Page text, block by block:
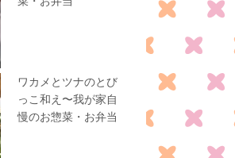
ワカメとツナのとび
っこ和え〜我が家自
慢のお惣菜・お弁当